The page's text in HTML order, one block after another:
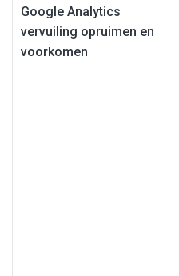
Google Analytics
vervuiling opruimen en
voorkomen